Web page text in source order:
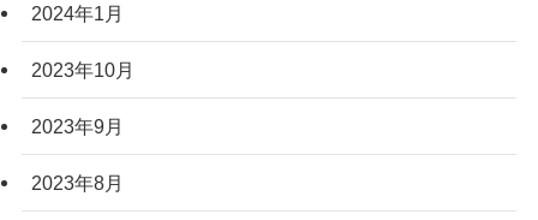
2024年1月
2023年10月
2023年9月
2023年8月